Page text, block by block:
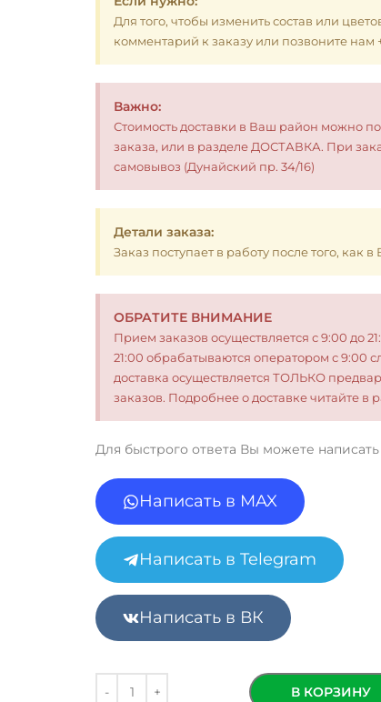
Для того, чтобы изменить состав или
комментарий к заказу или позвоните нам
Важно:
Стоимость доставки в Ваш район можно
заказа, или в разделе ДОСТАВКА. При
самовывоз (Дунайский пр. 34/16)
Детали заказа:
Заказ поступает в работу после того,
ОБРАТИТЕ ВНИМАНИЕ
Прием заказов осуществляется с 9:00 до
21:00 обрабатываются оператором с 9:00
доставка осуществляется ТОЛЬКО
заказов. Подробнее о доставке читайте
Для быстрого ответа Вы можете
Написать в MAX
Написать в Telegram
Написать в ВК
В КОРЗИНУ